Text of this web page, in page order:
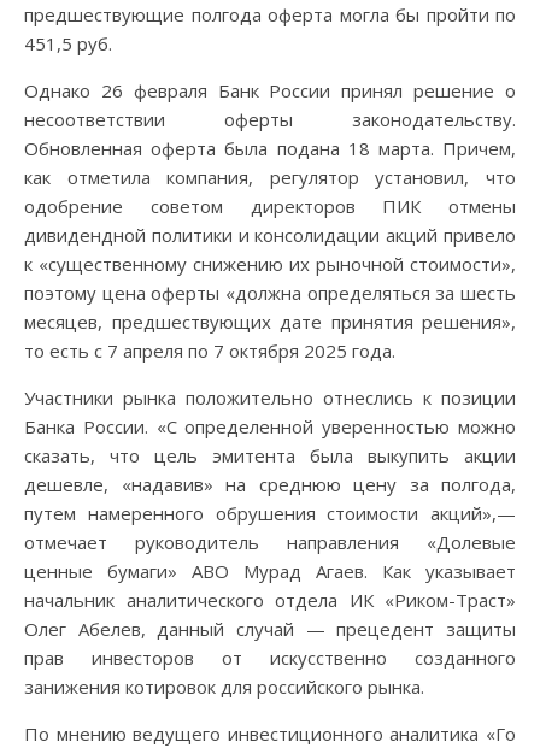
предшествующие полгода оферта могла бы пройти по
451,5 руб.
Однако 26 февраля Банк России принял решение о
несоответствии оферты законодательству.
Обновленная оферта была подана 18 марта. Причем,
как отметила компания, регулятор установил, что
одобрение советом директоров ПИК отмены
дивидендной политики и консолидации акций привело
к «существенному снижению их рыночной стоимости»,
поэтому цена оферты «должна определяться за шесть
месяцев, предшествующих дате принятия решения»,
то есть с 7 апреля по 7 октября 2025 года.
Участники рынка положительно отнеслись к позиции
Банка России. «С определенной уверенностью можно
сказать, что цель эмитента была выкупить акции
дешевле, «надавив» на среднюю цену за полгода,
путем намеренного обрушения стоимости акций»,—
отмечает руководитель направления «Долевые
ценные бумаги» АВО Мурад Агаев. Как указывает
начальник аналитического отдела ИК «Риком-Траст»
Олег Абелев, данный случай — прецедент защиты
прав инвесторов от искусственно созданного
занижения котировок для российского рынка.
По мнению ведущего инвестиционного аналитика «Го